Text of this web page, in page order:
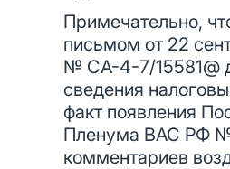
Примечательно,
письмом от 22
№ СА-4-7/15581@
сведения
факт появления
Пленума ВАС РФ №
комментариев